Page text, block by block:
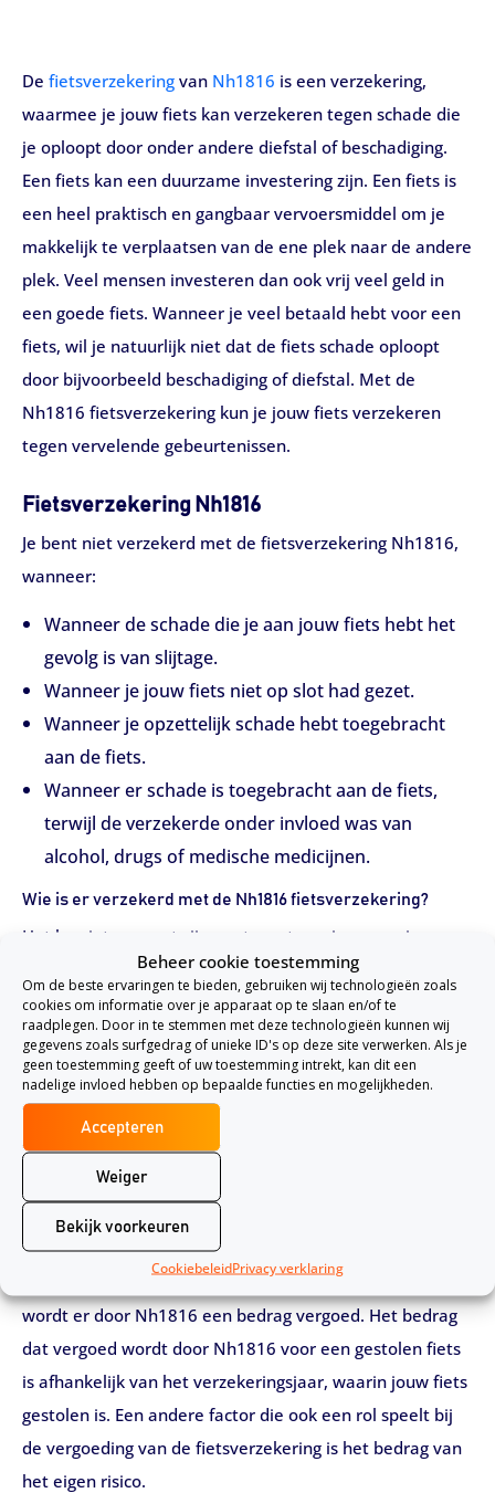
Beheer cookie toestemming
Om de beste ervaringen te bieden, gebruiken wij technologieën zoals
cookies om informatie over je apparaat op te slaan en/of te
raadplegen. Door in te stemmen met deze technologieën kunnen wij
gegevens zoals surfgedrag of unieke ID's op deze site verwerken. Als je
geen toestemming geeft of uw toestemming intrekt, kan dit een
nadelige invloed hebben op bepaalde functies en mogelijkheden.
Accepteren
Weiger
Bekijk voorkeuren
CookiebeleidPrivacy verklaring
De fietsverzekering van Nh1816 is een verzekering,
waarmee je jouw fiets kan verzekeren tegen schade die
je oploopt door onder andere diefstal of beschadiging.
Een fiets kan een duurzame investering zijn. Een fiets is
een heel praktisch en gangbaar vervoersmiddel om je
makkelijk te verplaatsen van de ene plek naar de andere
plek. Veel mensen investeren dan ook vrij veel geld in
een goede fiets. Wanneer je veel betaald hebt voor een
fiets, wil je natuurlijk niet dat de fiets schade oploopt
door bijvoorbeeld beschadiging of diefstal. Met de
Nh1816 fietsverzekering kun je jouw fiets verzekeren
tegen vervelende gebeurtenissen.
Fietsverzekering Nh1816
Je bent niet verzekerd met de fietsverzekering Nh1816,
wanneer:
Wanneer de schade die je aan jouw fiets hebt het
gevolg is van slijtage.
Wanneer je jouw fiets niet op slot had gezet.
Wanneer je opzettelijk schade hebt toegebracht
aan de fiets.
Wanneer er schade is toegebracht aan de fiets,
terwijl de verzekerde onder invloed was van
alcohol, drugs of medische medicijnen.
Wie is er verzekerd met de Nh1816 fietsverzekering?
Het kan interessant zijn om te weten wie er precies
verzekerd zijn met de Nh1816 fietsverzekering. Wanneer
je de wettige eigenaar bent van de fiets en je een
fietsverzekering afsluit, ben jij verzekerd met de Nh1816
fietsverzekering. Ook is degene die toestemming heeft
gekregen van de wettige eigenaar om de fiets te
gebruiken, verzekerd met de fietsverzekering.
Wat wordt er vergoed met de Nh1816 fietsverzekering?
In het geval dat jouw fiets beschadigd is, worden de
reparatiekosten van zowel de fiets als de accessoires
vergoed. In het geval dat jouw fiets wordt gestolen,
wordt er door Nh1816 een bedrag vergoed. Het bedrag
dat vergoed wordt door Nh1816 voor een gestolen fiets
is afhankelijk van het verzekeringsjaar, waarin jouw fiets
gestolen is. Een andere factor die ook een rol speelt bij
de vergoeding van de fietsverzekering is het bedrag van
het eigen risico.